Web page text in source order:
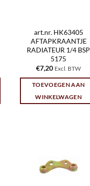
art.nr. HK63405
AFTAPKRAANTJE
RADIATEUR 1/4 BSP
5175
€7,20 Excl. BTW
TOEVOEGEN AAN
WINKELWAGEN